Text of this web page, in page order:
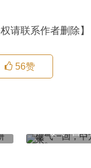
请联系作者删除】
56赞
硬气一回，